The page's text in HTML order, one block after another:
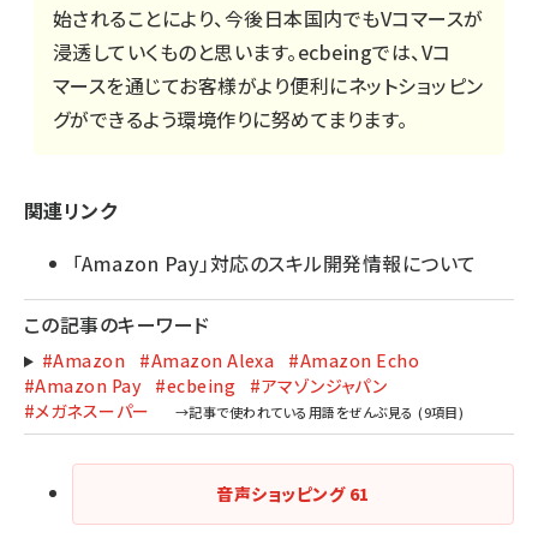
始されることにより、今後日本国内でもVコマースが
浸透していくものと思います。ecbeingでは、Vコ
マースを通じてお客様がより便利にネットショッピン
グができるよう環境作りに努めてまります。
関連リンク
「Amazon Pay」対応のスキル開発情報について
この記事のキーワード
#Amazon #Amazon Alexa
#Amazon Echo
#Amazon Pay
#ecbeing
#アマゾンジャパン
#メガネスーパー
音声ショッピング 61